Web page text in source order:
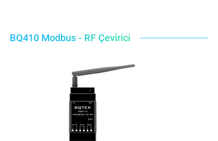
BQ410 Modbus - RF Çevirici